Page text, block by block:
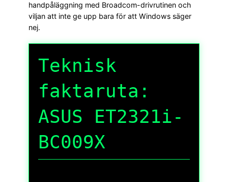
handpåläggning med Broadcom-drivrutinen och
viljan att inte ge upp bara för att Windows säger
nej.
Teknisk
faktaruta:
ASUS ET2321i-
BC009X